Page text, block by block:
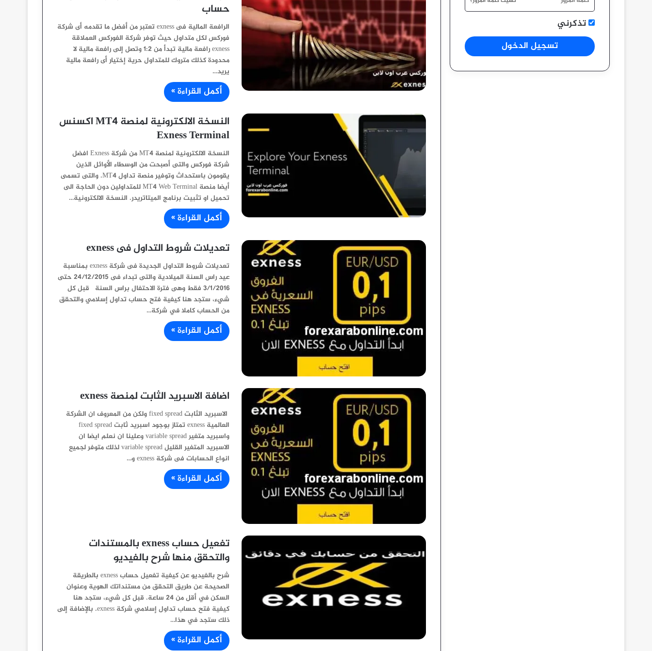
حساب
الرافعة المالية فى exness تعتبر من أفضل ما تقدمه أى شركة
فوركس لكل متداول حيث توفر شركة الفوركس العملاقة
exness رافعة مالية تبدأ من 1:2 وتصل إلى رافعة مالية لا
محدودة كذلك متروك للمتداول حرية إختيار أى رافعة مالية
يريد…
أكمل القراءة »
النسخة الالكترونية لمنصة MT4 اكسنس
Exness Terminal
النسخة الالكترونية لمنصة MT4 من شركة Exness افضل
شركة فوركس والتى أصبحت من الوسطاء الأوائل الذين
يقومون باستحداث وتوفير منصة تداول MT4. والتى تسمى
أيضا منصة MT4 Web Terminal للمتداولين دون الحاجة الى
تحميل او تثبيت برنامج الميتاتريدر. النسخة الالكترونية…
أكمل القراءة »
تعديلات شروط التداول فى exness
تعديلات شروط التداول الجديدة فى شركة exness بمناسبة
عيد راس السنة الميلادية والتى تبداء فى 24/12/2015 حتى
3/1/2016 فقط وهى فترة الاحتفال براس السنة قبل كل
شيء، ستجد هنا كيفية فتح حساب تداول إسلامي والتحقق
من الحساب كاملا في شركة…
أكمل القراءة »
اضافة الاسبريد الثابت لمنصة exness
الاسبريد الثابت fixed spread ولكن من المعروف ان الشركة
العالمية exness تمتاز بوجود اسبريد ثابت fixed spread
واسبريد متغير variable spread وعلينا ان نعلم ايضا ان
الاسبريد المتغير القليل variable spread لذلك متوفر لجميع
انواع الحسابات فى شركة exness و…
أكمل القراءة »
تفعيل حساب exness بالمستندات
والتحقق منها شرح بالفيديو
شرح بالفيديو عن كيفية تفعيل حساب exness بالطريقة
الصحيحة عن طريق التحقق من مستنداتك الهوية وعنوان
السكن في أقل من 24 ساعة. قبل كل شيء، ستجد هنا
كيفية فتح حساب تداول إسلامي شركة exness. بالإضافة إلى
ذلك ستجد في هذا…
أكمل القراءة »
تذكرني
تسجيل الدخول